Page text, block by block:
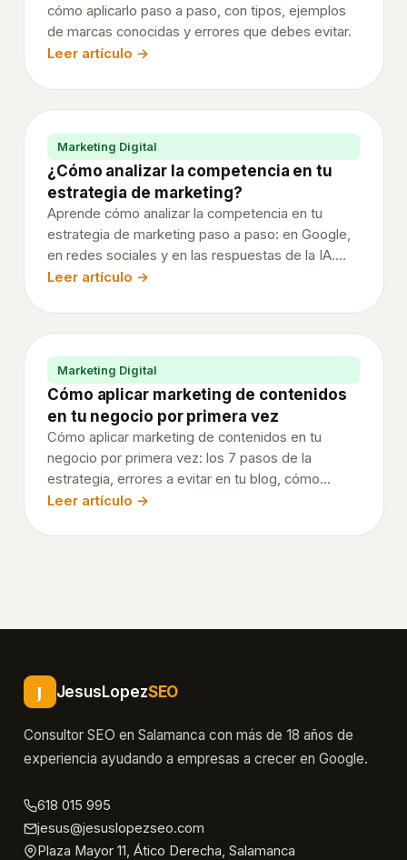
subir
app
Google
Store
cuenta
desarrollador
Crea
una
Completa
ficha
Google
Play
el
cuestionario
de
clasificación
contenido
Configura
cómo aplicarlo paso a paso, con tipos, ejemplos
de marcas conocidas y errores que debes evitar.
Leer artículo →
Marketing Digital
¿Cómo analizar la competencia en tu
estrategia de marketing?
Aprende cómo analizar la competencia en tu
estrategia de marketing paso a paso: en Google,
en redes sociales y en las respuestas de la IA.
Variables, indicadores, herramientas (Semrush,
decisiones.
Leer artículo →
Marketing Digital
Cómo aplicar marketing de contenidos
en tu negocio por primera vez
Cómo aplicar marketing de contenidos en tu
negocio por primera vez: los 7 pasos de la
estrategia, errores a evitar en tu blog, cómo
conseguir suscriptores, herramientas esenciales y
Leer artículo →
J JesusLopezSEO
Consultor SEO en Salamanca con más de 18 años de
experiencia ayudando a empresas a crecer en Google.
618 015 995
jesus@jesuslopezseo.com
Plaza Mayor 11, Ático Derecha, Salamanca